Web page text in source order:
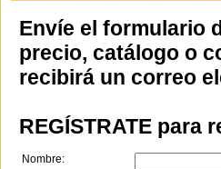
Envíe el formulario
precio, catálogo o
recibirá un correo
REGÍSTRATE para
Nombre: